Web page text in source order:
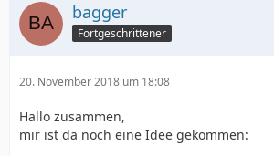
bagger
Fortgeschrittener
20. November 2018 um 18:08
Hallo zusammen,
mir ist da noch eine Idee gekommen: